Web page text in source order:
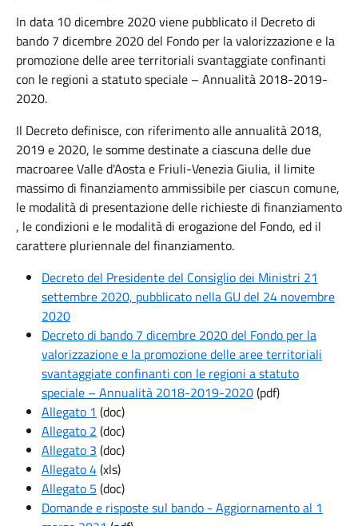
In data 10 dicembre 2020 viene pubblicato il Decreto di
bando 7 dicembre 2020 del Fondo per la valorizzazione e la
promozione delle aree territoriali svantaggiate confinanti
con le regioni a statuto speciale – Annualità 2018-2019-
2020.
Il Decreto definisce, con riferimento alle annualità 2018,
2019 e 2020, le somme destinate a ciascuna delle due
macroaree Valle d'Aosta e Friuli-Venezia Giulia, il limite
massimo di finanziamento ammissibile per ciascun comune,
le modalità di presentazione delle richieste di finanziamento
, le condizioni e le modalità di erogazione del Fondo, ed il
carattere pluriennale del finanziamento.
Decreto del Presidente del Consiglio dei Ministri 21
settembre 2020, pubblicato nella GU del 24 novembre
2020
Decreto di bando 7 dicembre 2020 del Fondo per la
valorizzazione e la promozione delle aree territoriali
svantaggiate confinanti con le regioni a statuto
speciale – Annualità 2018-2019-2020(pdf)
Allegato 1 (doc)
Allegato 2 (doc)
Allegato 3 (doc)
Allegato 4(xls)
Allegato 5 (doc)
Domande e risposte sul bando - Aggiornamento al 1